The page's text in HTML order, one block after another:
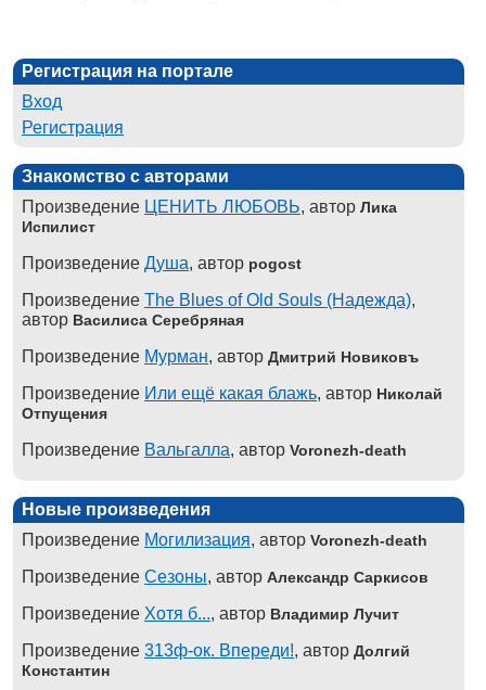
Регистрация на портале
Вход
Регистрация
Знакомство с авторами
Произведение ЦЕНИТЬ ЛЮБОВЬ, автор Лика
Испилист
Произведение Душа, автор pogost
Произведение The Blues of Old Souls (Надежда),
автор Василиса Серебряная
Произведение Мурман, автор Дмитрий Новиковъ
Произведение Или ещё какая блажь, автор Николай
Отпущения
Произведение Вальгалла, автор Voronezh-death
Новые произведения
Произведение Могилизация, автор Voronezh-death
Произведение Сезоны, автор Александр Саркисов
Произведение Хотя б..., автор Владимир Лучит
Произведение 313ф-ок. Впереди!, автор Долгий
Константин